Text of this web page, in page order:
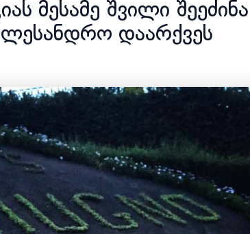
მესამე შვილი
დაარქვეს